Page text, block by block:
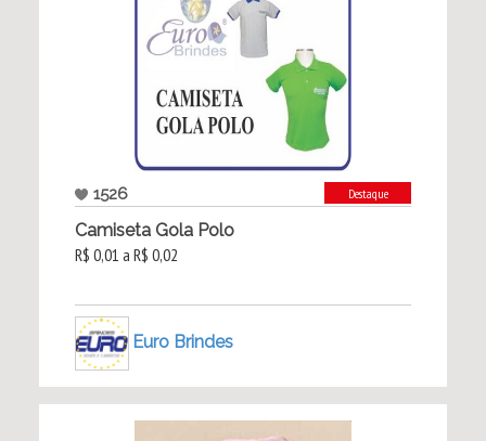
1526 Destaque
Camiseta Gola Polo
R$ 0,01 a R$ 0,02
Euro Brindes